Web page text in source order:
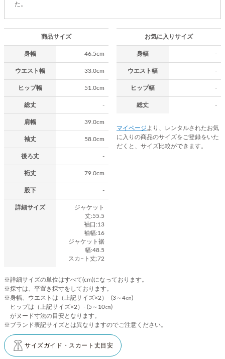
た。
商品サイズ
身幅 46.5cm
ウエスト幅 33.0cm
ヒップ幅 51.0cm
総丈 -
肩幅 39.0cm
袖丈 58.0cm
後ろ丈 -
裄丈 79.0cm
股下 -
詳細サイズ
ジャケット
丈:55.5
袖口:13
袖幅:16
ジャケット裾
幅:48.5
スカ−ト丈:72
お気に入りサイズ
身幅 -
ウエスト幅 -
ヒップ幅 -
総丈 -
マイページ より、レンタルされたお気
に入りの商品のサイズをご登録をいた
だくと、サイズ比較ができます。
※詳細サイズの単位はすべて(cm)になっております。
※採寸は、平置き採寸をしております。
※身幅、ウエストは（上記サイズ×2）- (3～4㎝)
ヒップは（上記サイズ×2）- (5～10㎝)
がヌード寸法の目安となります。
※ブランド表記サイズとは異なりますのでご注意ください。
サイズガイド・スカート丈目安